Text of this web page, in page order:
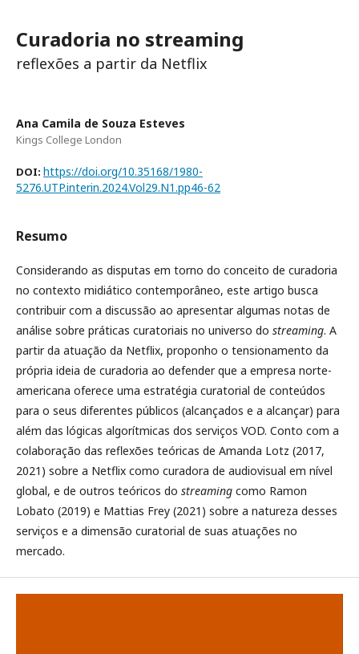
Curadoria no streaming
reflexões a partir da Netflix
Ana Camila de Souza Esteves
Kings College London
DOI: https://doi.org/10.35168/1980-
5276.UTP.interin.2024.Vol29.N1.pp46-62
Resumo
Considerando as disputas em torno do conceito de curadoria
no contexto midiático contemporâneo, este artigo busca
contribuir com a discussão ao apresentar algumas notas de
análise sobre práticas curatoriais no universo do streaming. A
partir da atuação da Netflix, proponho o tensionamento da
própria ideia de curadoria ao defender que a empresa norte-
americana oferece uma estratégia curatorial de conteúdos
para o seus diferentes públicos (alcançados e a alcançar) para
além das lógicas algorítmicas dos serviços VOD. Conto com a
colaboração das reflexões teóricas de Amanda Lotz (2017,
2021) sobre a Netflix como curadora de audiovisual em nível
global, e de outros teóricos do streaming como Ramon
Lobato (2019) e Mattias Frey (2021) sobre a natureza desses
serviços e a dimensão curatorial de suas atuações no
mercado.